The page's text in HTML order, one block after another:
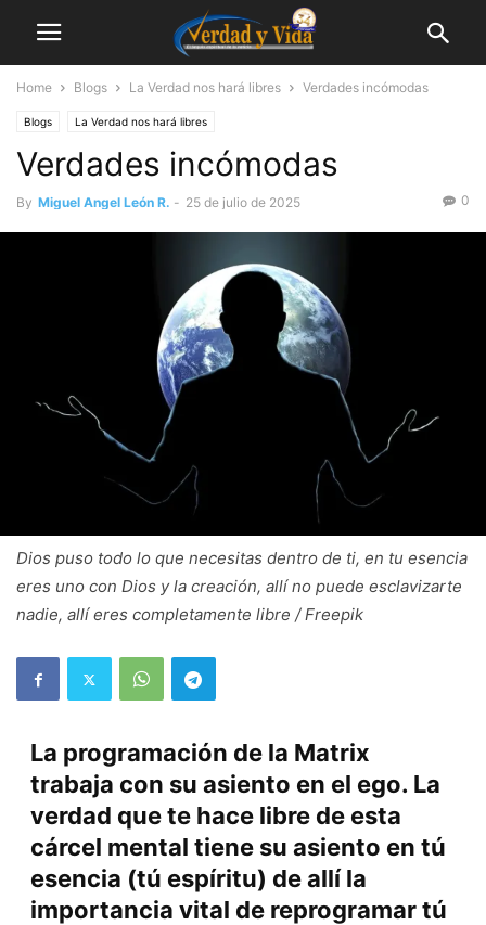
Home Blogs La Verdad nos hará libres Verdades incómodas
Blogs La Verdad nos hará libres
Verdades incómodas
By Miguel Angel León R. - 25 de julio de 2025 0
Dios puso todo lo que necesitas dentro de ti, en tu esencia
eres uno con Dios y la creación, allí no puede esclavizarte
nadie, allí eres completamente libre / Freepik
La programación de la Matrix
trabaja con su asiento en el ego. La
verdad que te hace libre de esta
cárcel mental tiene su asiento en tú
esencia (tú espíritu) de allí la
importancia vital de reprogramar tú